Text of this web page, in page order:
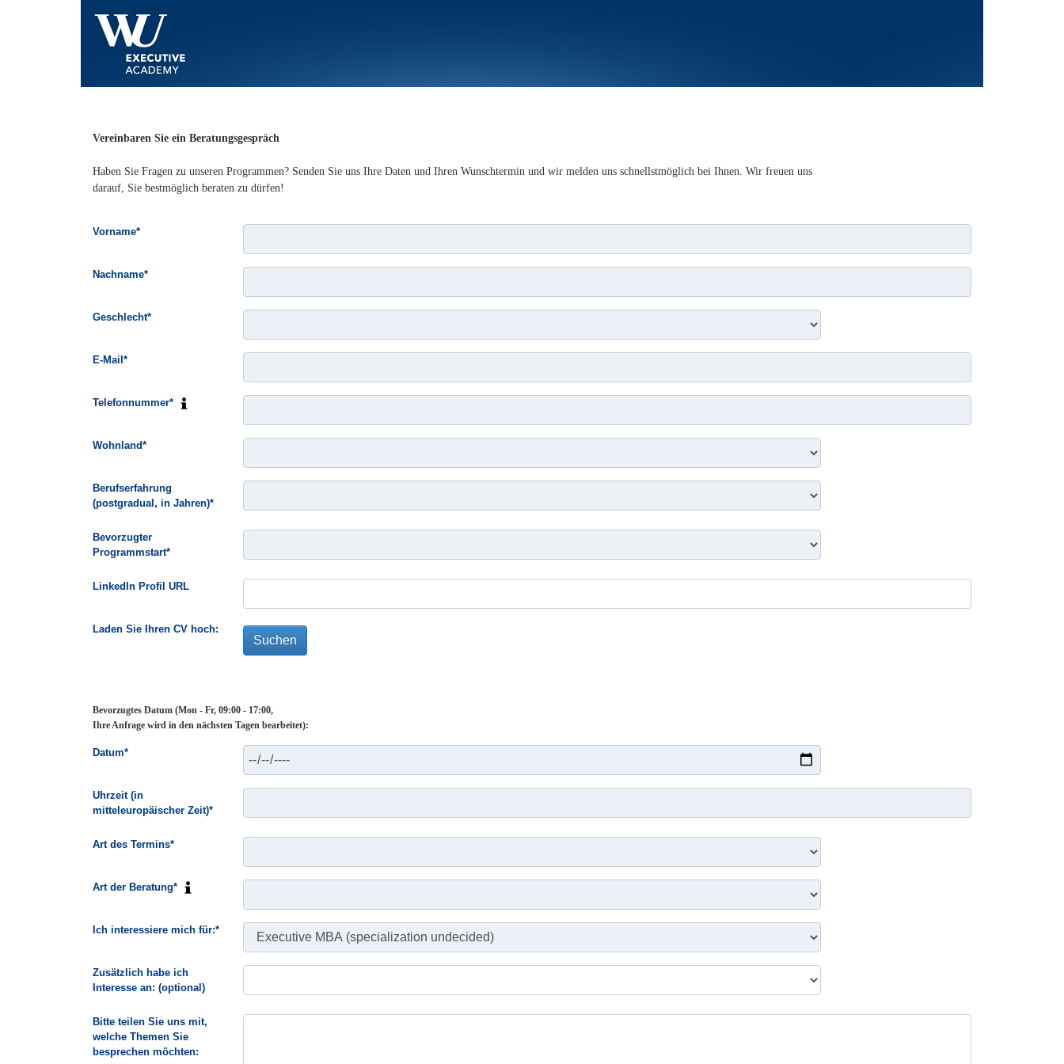
Vereinbaren Sie ein Beratungsgespräch
Haben Sie Fragen zu unseren Programmen? Senden Sie uns Ihre Daten und Ihren Wunschtermin und wir melden uns schnellstmöglich bei Ihnen. Wir freuen uns
darauf, Sie bestmöglich beraten zu dürfen!
Vorname*
Nachname*
Geschlecht*
E-Mail*
Telefonnummer*
Wohnland*
Berufserfahrung
(postgradual, in Jahren)*
Bevorzugter
Programmstart*
LinkedIn Profil URL
Laden Sie Ihren CV hoch:
Suchen
Bevorzugtes Datum (Mon - Fr, 09:00 - 17:00,
Ihre Anfrage wird in den nächsten Tagen bearbeitet):
Datum*
Uhrzeit (in
mitteleuropäischer Zeit)*
Art des Termins*
Art der Beratung*
Ich interessiere mich für:*
Zusätzlich habe ich
Interesse an: (optional)
Bitte teilen Sie uns mit,
welche Themen Sie
besprechen möchten: